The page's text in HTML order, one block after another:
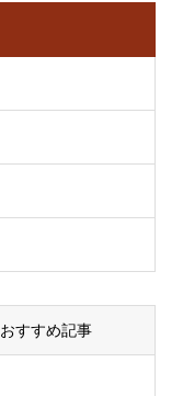
おすすめ記事